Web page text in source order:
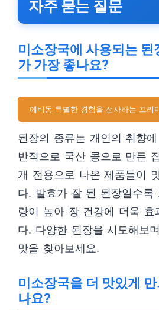
자주 묻는 질문
미소장국에 사용되는 된
가 가장 좋나요?
에비동 특별한 경험을 선사하는 프리
된장의 종류는 개인의 취향
반적으로 국산 콩으로 만든
개 전용으로 나온 제품들이
다. 발효가 잘 된 된장일수록
량이 높아 장 건강에 더욱 효
다. 다양한 된장을 시도해보
맛을 찾아보세요.
미소장국을 더 맛있게
나요?